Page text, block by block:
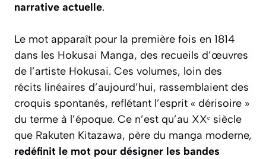
narrative actuelle.
Le mot apparaît pour la première fois en 1814
dans les Hokusai Manga, des recueils d’œuvres
de l’artiste Hokusai. Ces volumes, loin des
récits linéaires d’aujourd’hui, rassemblaient des
croquis spontanés, reflétant l’esprit « dérisoire »
du terme à l’époque. Ce n’est qu’au XXᵉ siècle
que Rakuten Kitazawa, père du manga moderne,
redéfinit le mot pour désigner les bandes